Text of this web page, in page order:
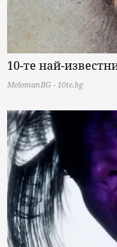
10-те най-
MelomanBG - 10te.bg